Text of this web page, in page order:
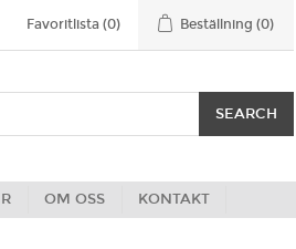
Favoritlista (0) Beställning (0)
OM OSS KONTAKT